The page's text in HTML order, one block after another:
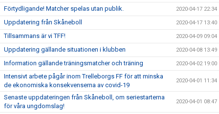
Förtydligande! Matcher spelas utan publik. 2020-04-17 22:34
Uppdatering från Skåneboll 2020-04-17 13:40
Tillsammans är vi TFF! 2020-04-09 09:04
Uppdatering gällande situationen i klubben 2020-04-08 13:49
Information gällande träningsmatcher och träning 2020-04-02 19:00
Intensivt arbete pågår inom Trelleborgs FF för att minska
de ekonomiska konsekvenserna av covid-19
2020-04-01 11:34
Senaste uppdateringen från Skåneboll, om seriestarterna
för våra ungdomslag!
2020-04-01 08:47